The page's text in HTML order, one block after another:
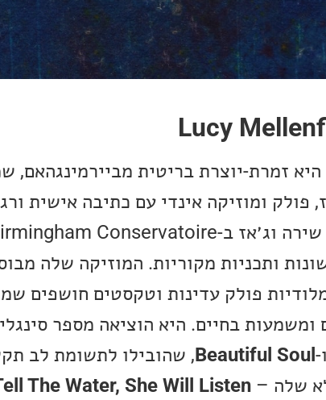
Lucy
היא זמרת-יוצרת בריטית מביירמינגהאם,
ותכניות מקוריות. המוזיקה שלה
מלודיות פולק עדינות וטקסטים חושפים
ו- Beautiful Soul, שהובילו לתשומת לב
שלה –The Water, She Will Listen